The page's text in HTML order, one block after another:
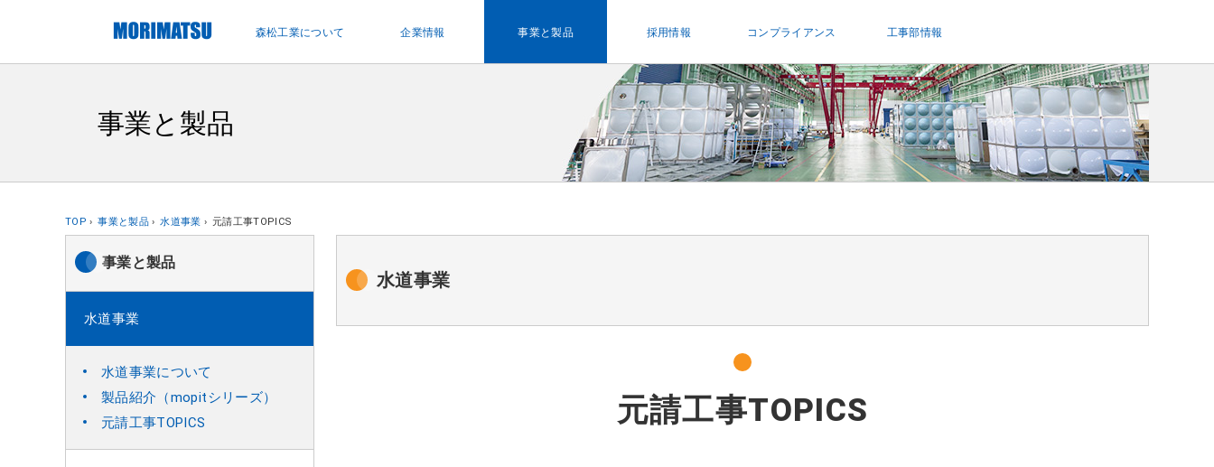
森松工業について 企業情報 事業と製品 採用情報 コンプライアンス 工事部情報
事業と製品
TOP 事業と製品 水道事業 元請工事TOPICS
水道事業
元請工事TOPICS
事業と製品
水道事業
水道事業について
製品紹介（mopitシリーズ）
元請工事TOPICS